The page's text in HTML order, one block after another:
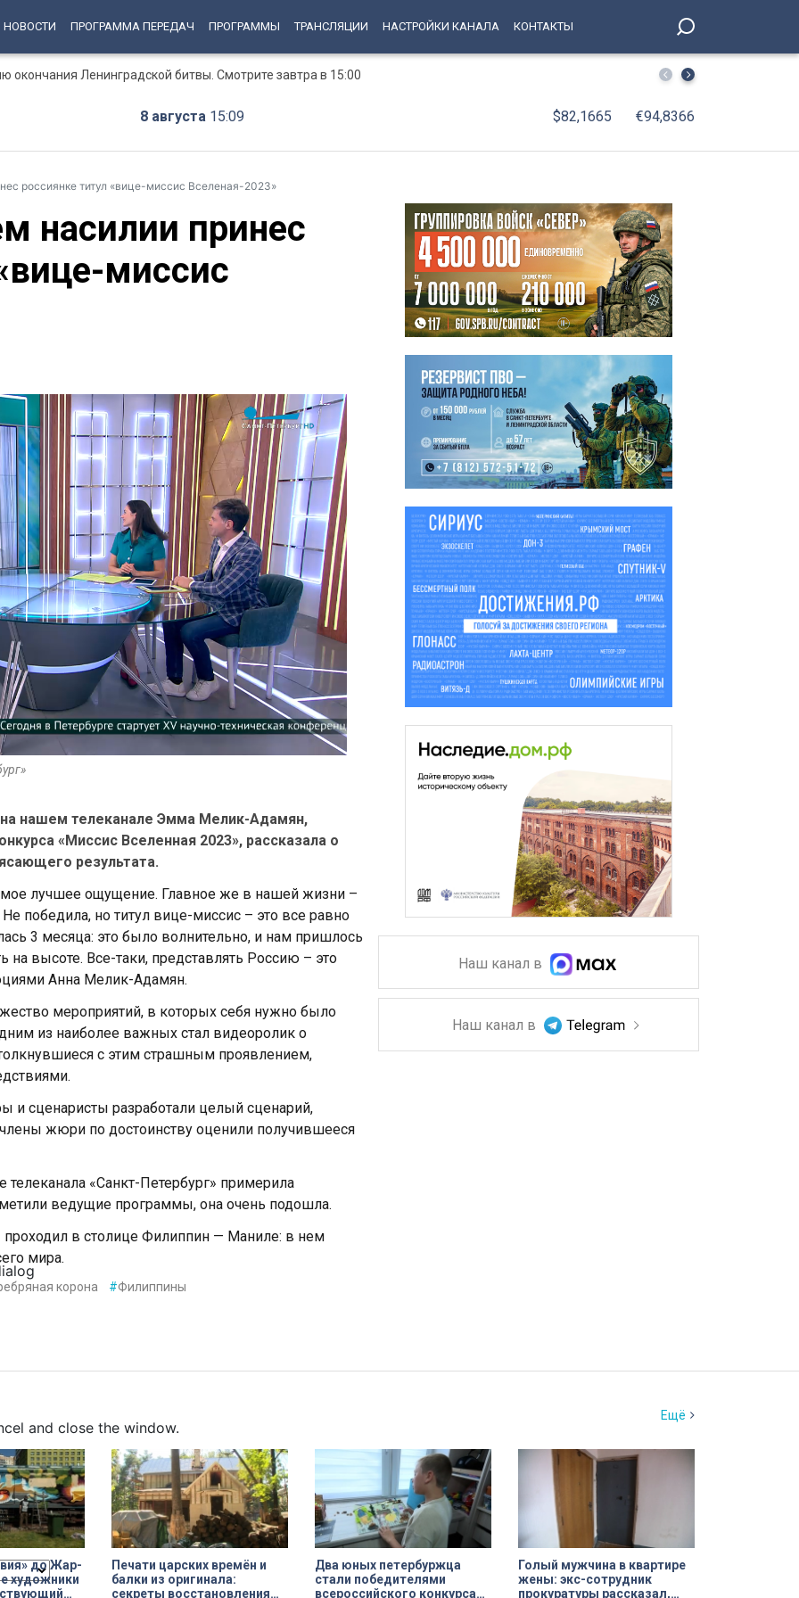
НОВОСТИ ПРОГРАММА ПЕРЕДАЧ ПРОГРАММЫ ТРАНСЛЯЦИИ НАСТРОЙКИ КАНАЛА КОНТАКТЫ
окончания Ленинградской битвы. Смотрите завтра в 15:00 Поломка двигателя оставила рыбаков ночевать
8 августа 15:09 $82,1665 €94,8366
россиянке титул «вице-миссис Вселеная-2023»
насилии принес
миссис
and close the window.
нашем телеканале Эмма Мелик-Адамян,
«Миссис Вселенная 2023», рассказала о
результата.
лучшее ощущение. Главное же в нашей жизни –
победила, но титул вице-миссис – это все равно
3 месяца: это было волнительно, и нам пришлось
на высоте. Все-таки, представлять Россию – это
Анна Мелик-Адамян.
мероприятий, в которых себя нужно было
из наиболее важных стал видеоролик о
с этим страшным проявлением,
сценаристы разработали целый сценарий,
жюри по достоинству оценили получившееся
«Санкт-Петербург» примерила
ведущие программы, она очень подошла.
в столице Филиппин — Маниле: в нем
мира.
корона #Филиппины
Наш канал в
Наш канал в
Ещё
до Жар-
художники
Печати царских времён и
балки из оригинала:
секреты восстановления
Два юных петербуржца
стали победителями
всероссийского конкурса
Голый мужчина в квартире
жены: экс-сотрудник
прокуратуры рассказал,